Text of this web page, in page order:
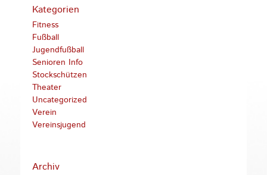
Kategorien
Fitness
Fußball
Jugendfußball
Senioren Info
Stockschützen
Theater
Uncategorized
Verein
Vereinsjugend
Archiv